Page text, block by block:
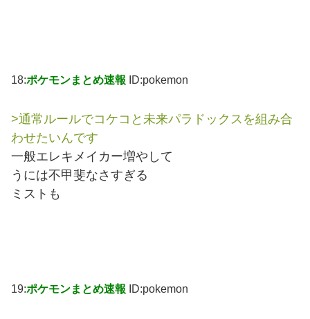
18:ポケモンまとめ速報 ID:pokemon
>通常ルールでコケコと未来パラドックスを組み合
わせたいんです
一般エレキメイカー増やして
うには不甲斐なさすぎる
ミストも
19:ポケモンまとめ速報 ID:pokemon